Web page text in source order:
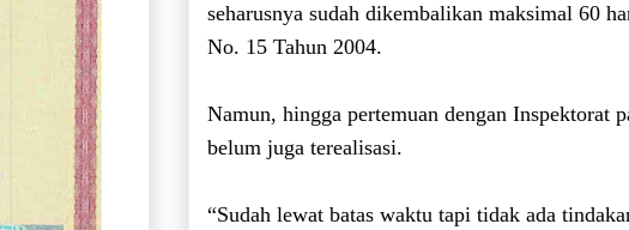
seharusnya sudah dikembalikan maksimal 60
No. 15 Tahun 2004.
Namun, hingga pertemuan dengan Inspektorat
belum juga terealisasi.
“Sudah lewat batas waktu tapi tidak ada